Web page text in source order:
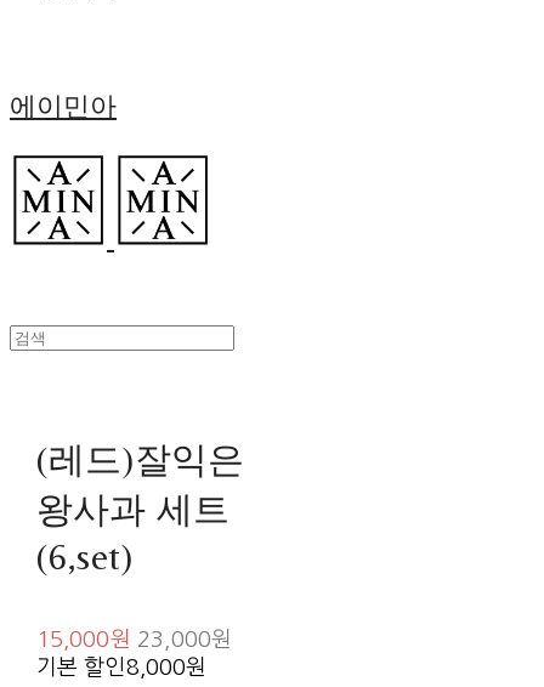
에이민아
(레드)잘익은
왕사과 세트
(6,set)
15,000원 23,000원
기본 할인8,000원